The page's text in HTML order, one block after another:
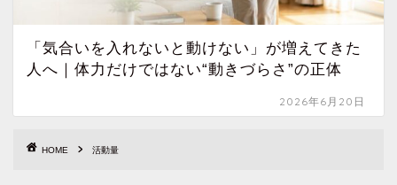
「気合いを入れないと動けない」が増えてきた
人へ｜体力だけではない“動きづらさ”の正体
2026年6月20日
HOME 活動量